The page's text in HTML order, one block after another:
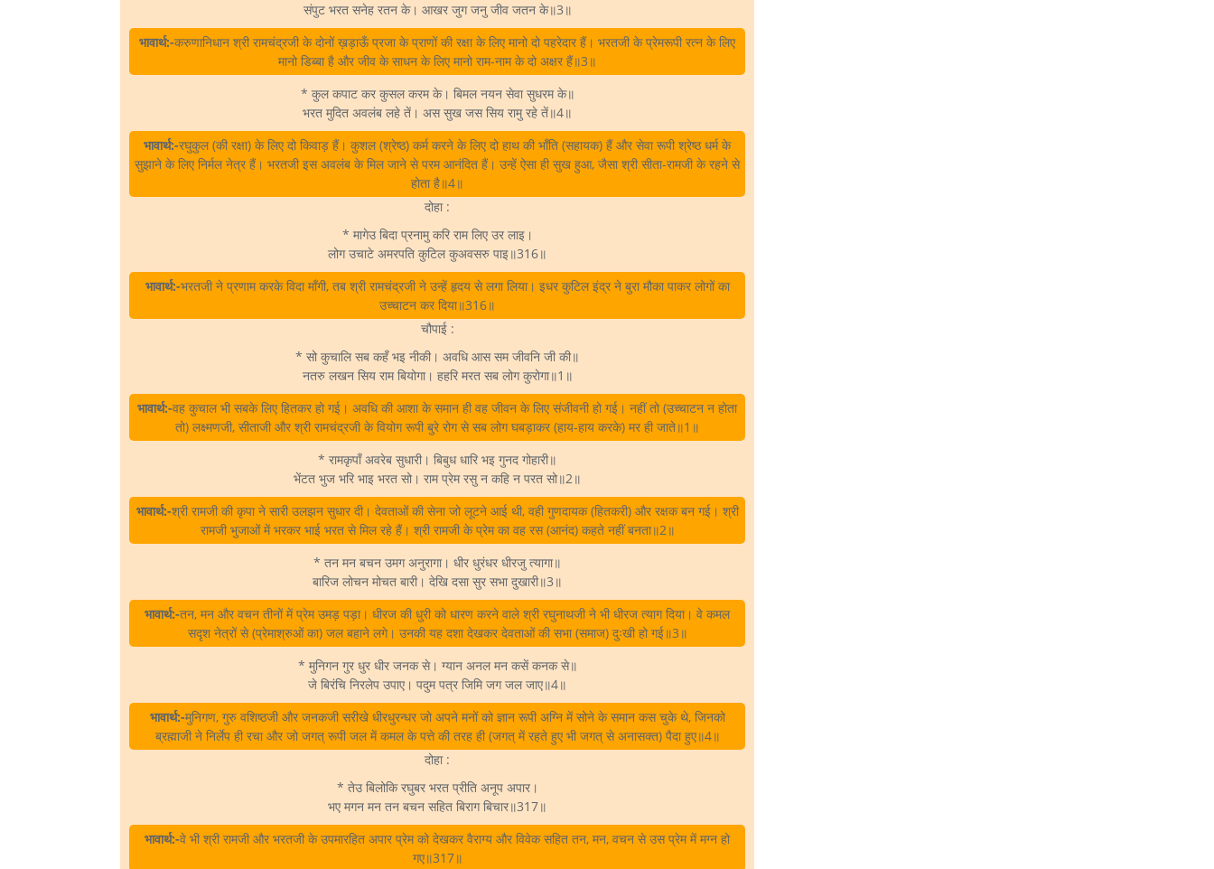
संपुट भरत सनेह रतन के। आखर जुग जनु जीव जतन के॥3॥
भावार्थ:-करुणानिधान श्री रामचंद्रजी के दोनों ख़ड़ाऊँ प्रजा के प्राणों की रक्षा के लिए मानो दो पहरेदार हैं। भरतजी के प्रेमरूपी रत्न के लिए
मानो डिब्बा है और जीव के साधन के लिए मानो राम-नाम के दो अक्षर हैं॥3॥
* कुल कपाट कर कुसल करम के। बिमल नयन सेवा सुधरम के॥
भरत मुदित अवलंब लहे तें। अस सुख जस सिय रामु रहे तें॥4॥
भावार्थ:-रघुकुल (की रक्षा) के लिए दो किवाड़ हैं। कुशल (श्रेष्ठ) कर्म करने के लिए दो हाथ की भाँति (सहायक) हैं और सेवा रूपी श्रेष्ठ धर्म के
सुझाने के लिए निर्मल नेत्र हैं। भरतजी इस अवलंब के मिल जाने से परम आनंदित हैं। उन्हें ऐसा ही सुख हुआ, जैसा श्री सीता-रामजी के रहने से
होता है॥4॥
दोहा :
* मागेउ बिदा प्रनामु करि राम लिए उर लाइ।
लोग उचाटे अमरपति कुटिल कुअवसरु पाइ॥316॥
भावार्थ:-भरतजी ने प्रणाम करके विदा माँगी, तब श्री रामचंद्रजी ने उन्हें हृदय से लगा लिया। इधर कुटिल इंद्र ने बुरा मौका पाकर लोगों का
उच्चाटन कर दिया॥316॥
चौपाई :
* सो कुचालि सब कहँ भइ नीकी। अवधि आस सम जीवनि जी की॥
नतरु लखन सिय राम बियोगा। हहरि मरत सब लोग कुरोगा॥1॥
भावार्थ:-वह कुचाल भी सबके लिए हितकर हो गई। अवधि की आशा के समान ही वह जीवन के लिए संजीवनी हो गई। नहीं तो (उच्चाटन न होता
तो) लक्ष्मणजी, सीताजी और श्री रामचंद्रजी के वियोग रूपी बुरे रोग से सब लोग घबड़ाकर (हाय-हाय करके) मर ही जाते॥1॥
* रामकृपाँ अवरेब सुधारी। बिबुध धारि भइ गुनद गोहारी॥
भेंटत भुज भरि भाइ भरत सो। राम प्रेम रसु न कहि न परत सो॥2॥
भावार्थ:-श्री रामजी की कृपा ने सारी उलझन सुधार दी। देवताओं की सेना जो लूटने आई थी, वही गुणदायक (हितकरी) और रक्षक बन गई। श्री
रामजी भुजाओं में भरकर भाई भरत से मिल रहे हैं। श्री रामजी के प्रेम का वह रस (आनंद) कहते नहीं बनता॥2॥
* तन मन बचन उमग अनुरागा। धीर धुरंधर धीरजु त्यागा॥
बारिज लोचन मोचत बारी। देखि दसा सुर सभा दुखारी॥3॥
भावार्थ:-तन, मन और वचन तीनों में प्रेम उमड़ पड़ा। धीरज की धुरी को धारण करने वाले श्री रघुनाथजी ने भी धीरज त्याग दिया। वे कमल
सदृश नेत्रों से (प्रेमाश्रुओं का) जल बहाने लगे। उनकी यह दशा देखकर देवताओं की सभा (समाज) दुःखी हो गई॥3॥
* मुनिगन गुर धुर धीर जनक से। ग्यान अनल मन कसें कनक से॥
जे बिरंचि निरलेप उपाए। पदुम पत्र जिमि जग जल जाए॥4॥
भावार्थ:-मुनिगण, गुरु वशिष्ठजी और जनकजी सरीखे धीरधुरन्धर जो अपने मनों को ज्ञान रूपी अग्नि में सोने के समान कस चुके थे, जिनको
ब्रह्माजी ने निर्लेप ही रचा और जो जगत्‌ रूपी जल में कमल के पत्ते की तरह ही (जगत्‌ में रहते हुए भी जगत्‌ से अनासक्त) पैदा हुए॥4॥
दोहा :
* तेउ बिलोकि रघुबर भरत प्रीति अनूप अपार।
भए मगन मन तन बचन सहित बिराग बिचार॥317॥
भावार्थ:-वे भी श्री रामजी और भरतजी के उपमारहित अपार प्रेम को देखकर वैराग्य और विवेक सहित तन, मन, वचन से उस प्रेम में मग्न हो
गए॥317॥